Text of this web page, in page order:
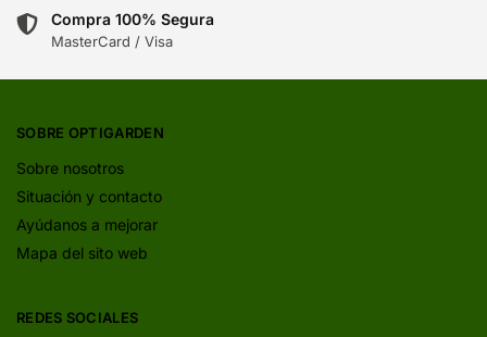
Compra 100% Segura
MasterCard / Visa
SOBRE OPTIGARDEN
Sobre nosotros
Situación y contacto
Ayúdanos a mejorar
Mapa del sito web
REDES SOCIALES